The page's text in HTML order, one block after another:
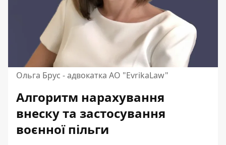
Ольга Брус - адвокатка АО "EvrikaLaw"
Алгоритм нарахування
внеску та застосування
воєнної пільги